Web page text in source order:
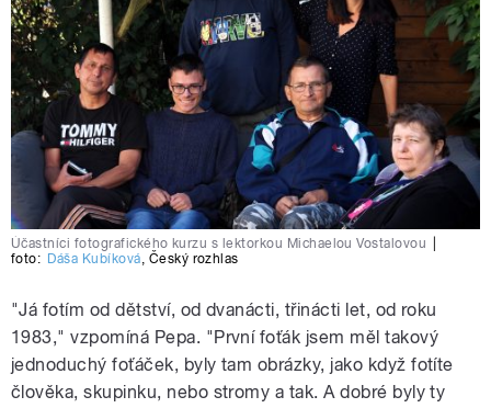
Účastníci fotografického kurzu s lektorkou Michaelou Vostalovou
foto: Dáša Kubíková, Český rozhlas
"Já fotím od dětství, od dvanácti, třinácti let, od roku
1983," vzpomíná Pepa. "První foťák jsem měl takový
jednoduchý foťáček, byly tam obrázky, jako když fotíte
člověka, skupinku, nebo stromy a tak. A dobré byly ty